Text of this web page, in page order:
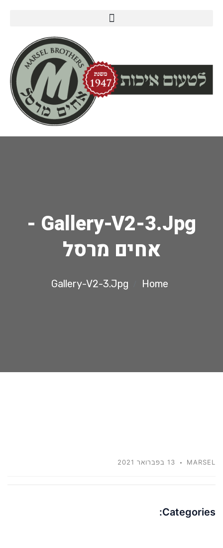
Gallery-V2-3.jpg -
אחים מרסל
Home
Gallery-V2-3.jpg
MARSEL 13 בפברואר 2021
Categories: